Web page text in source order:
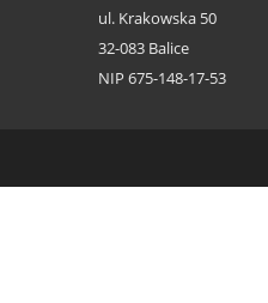
ul. Krakowska 50
32-083 Balice
NIP 675-148-17-53